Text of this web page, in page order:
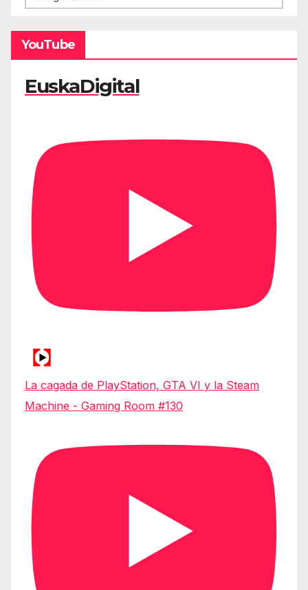
YouTube
EuskaDigital
La cagada de PlayStation, GTA VI y la Steam
Machine - Gaming Room #130